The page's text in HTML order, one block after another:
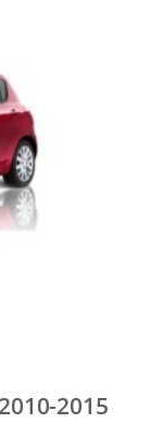
2015